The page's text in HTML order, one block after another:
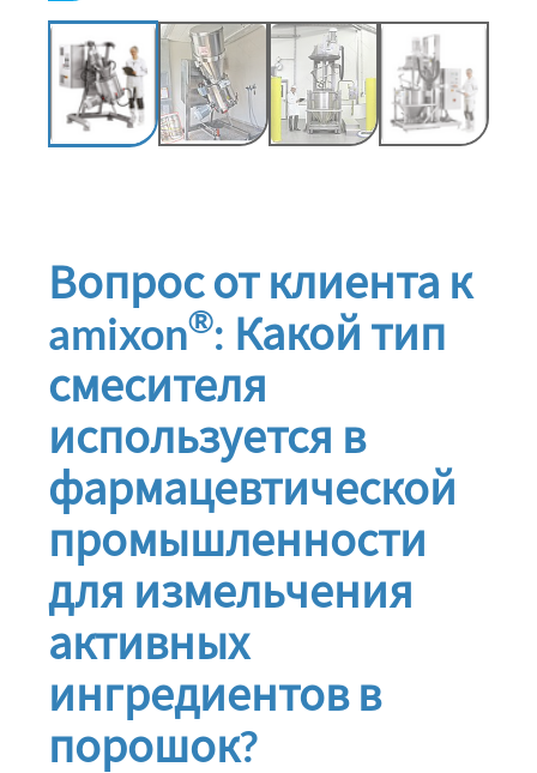
Вопрос от клиента к
amixon®: Какой тип
смесителя
используется в
фармацевтической
промышленности
для измельчения
активных
ингредиентов в
порошок?